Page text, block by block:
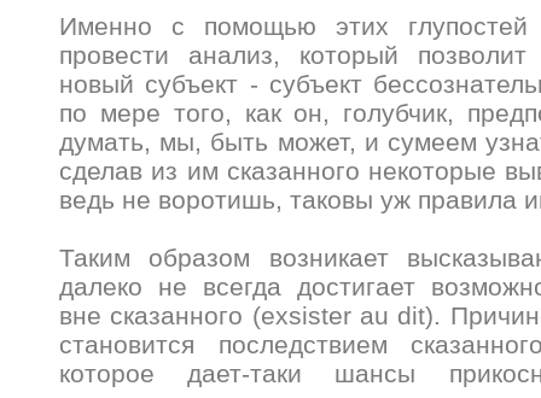
Именно с помощью этих
провести анализ, который
новый субъект - субъект
по мере того, как он, голубчик,
думать, мы, быть может, и сумеем
сделав из им сказанного некоторые
ведь не воротишь, таковы уж правила
Таким образом возникает
далеко не всегда достигает
вне сказанного (exsister au dit).
становится последствием
которое дает-таки шансы